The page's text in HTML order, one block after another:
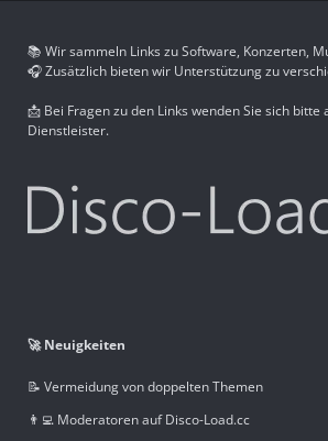
📚 Wir sammeln Links zu Software, Konzerten,
🎧 Zusätzlich bieten wir Unterstützung zu
📩 Bei Fragen zu den Links wenden Sie sich bitte
Dienstleister.
🚀 Neuigkeiten
📝 Vermeidung von doppelten Themen
👨‍💻 Moderatoren auf Disco-Load.cc